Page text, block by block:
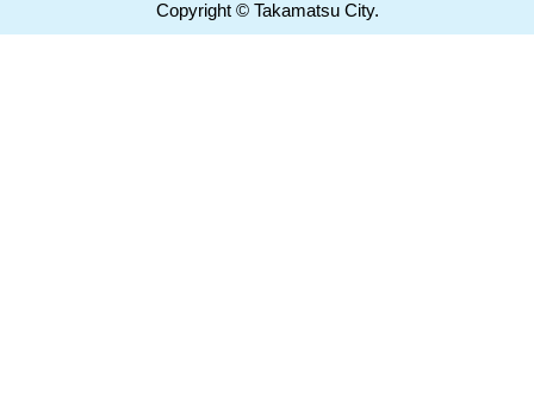
Copyright © Takamatsu City.